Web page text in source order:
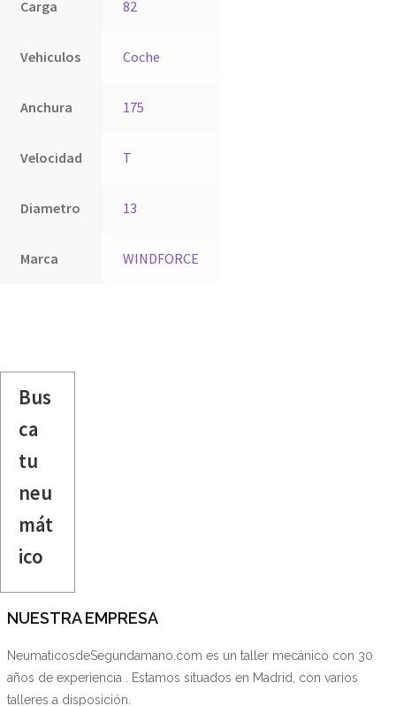
Carga 82
Vehiculos Coche
Anchura 175
Velocidad T
Diametro 13
Marca WINDFORCE
Bus
ca
tu
neu
mát
ico
NUESTRA EMPRESA
NeumaticosdeSegundamano.com es un taller mecánico con 30
años de experiencia . Estamos situados en Madrid, con varios
talleres a disposición.